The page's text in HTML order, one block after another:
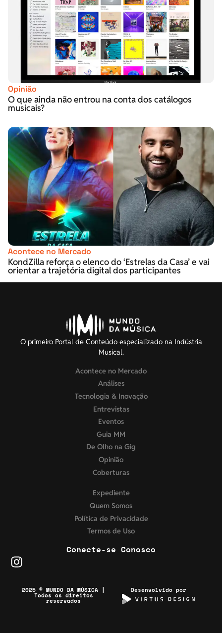
Opinião
O que ainda não entrou na conta dos catálogos
musicais?
Acontece no Mercado
KondZilla reforça o elenco do ‘Estrelas da Casa’ e vai
orientar a trajetória digital dos participantes
O primeiro Portal de Conteúdo especializado na Indústria
Musical.
Acontece no Mercado
Análises
Tecnologia & Inovação
Entrevistas
Eventos
Guia MM
De Olho na Gig
Opinião
Coberturas
Expediente
Quem Somos
Política de Privacidade
Termos de Uso
Conecte-se Conosco
2025 © MUNDO DA MÚSICA |
Todos os direitos
reservados
Desenvolvido por